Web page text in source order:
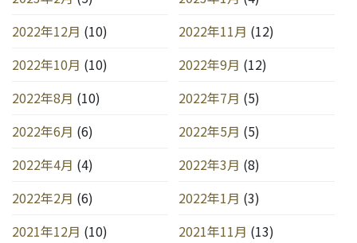
2022年12月 (10) 2022年11月 (12)
2022年10月 (10) 2022年9月 (12)
2022年8月 (10) 2022年7月 (5)
2022年6月 (6) 2022年5月 (5)
2022年4月 (4) 2022年3月 (8)
2022年2月 (6) 2022年1月 (3)
2021年12月 (10) 2021年11月 (13)